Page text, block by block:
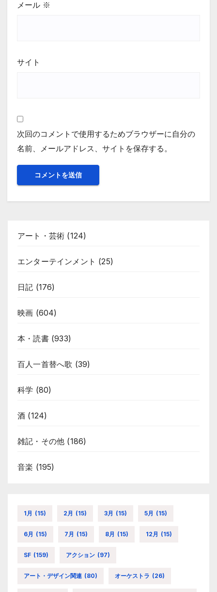
メール ※
サイト
次回のコメントで使用するためブラウザーに自分の
名前、メールアドレス、サイトを保存する。
アート・芸術 (124)
エンターテインメント (25)
日記 (176)
映画 (604)
本・読書(933)
百人一首替へ歌 (39)
科学 (80)
酒 (124)
雑記・その他 (186)
音楽 (195)
1月 (15) 2月 (15) 3月 (15) 5月 (15)
6月 (15) 7月 (15) 8月 (15) 12月 (15)
SF (159) アクション (97)
アート・デザイン関連 (80) オーケストラ (26)